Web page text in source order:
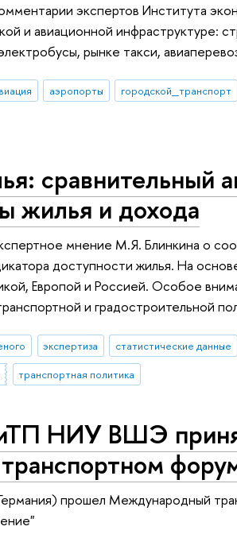
экспертов Института
и авиационной инфраструктуре:
рынке такси,
аэропорты городской_транспорт
сравнительный
жилья и дохода
мнение М.Я. Блинкина о
доступности жилья. На
Европой и Россией. Особое
и градостроительной
экспертиза статистические данные
транспортная политика
НИУ ВШЭ
прошел Международный